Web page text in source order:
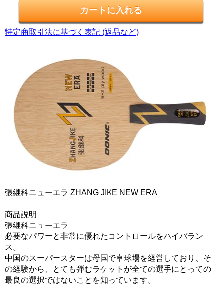
特定商取引法に基づく表記 (返品など)
張継科ニューエラ ZHANG JIKE NEW ERA
商品説明
張継科ニューエラ
必要なパワーと非常に優れたコントロールをハイバラン
ス。
中国のスーパースターは母国で卓球場を経営しており、そ
の経験から、とても弾むラケットが全ての選手にとっての
最良の選択ではないことを知っています。